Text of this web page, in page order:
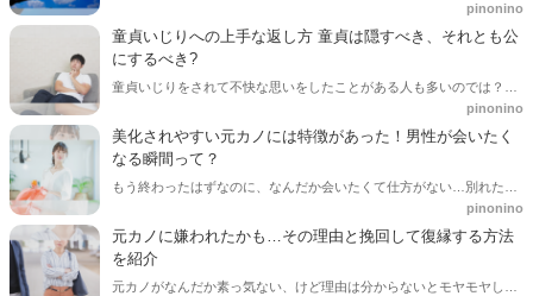
共通する共有点があります。今回は、「童貞あるある」とどうしたら
卒業できるのかを解説します。
pinonino
童貞いじりへの上手な返し方 童貞は隠すべき、それとも公
にするべき?
童貞いじりをされて不快な思いをしたことがある人も多いのでは？ど
う返せば、空気が悪くならないのかを気を使うし、不快な思いをする
自分が器が小さいのでは？と心配に思う人もいるかと思います。今回
は、童貞いじりされたときの上手な返し方と未経験を公開するべきか
pinonino
美化されやすい元カノには特徴があった！男性が会いたく
なる瞬間って？
もう終わったはずなのに、なんだか会いたくて仕方がない…別れた後
に美化される。会いたくなる女性には、実は特徴があります。その特
徴と会いたくなる瞬間を紹介します。
pinonino
元カノに嫌われたかも…その理由と挽回して復縁する方法
を紹介
元カノがなんだか素っ気ない、けど理由は分からないとモヤモヤして